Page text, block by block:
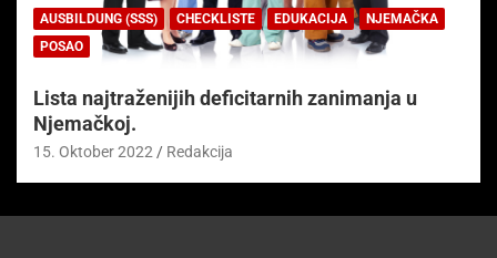
AUSBILDUNG (SSS) CHECKLISTE EDUKACIJA
NJEMAČKA
POSAO
Lista najtraženijih deficitarnih zanimanja u
Njemačkoj.
15. Oktober 2022 Redakcija